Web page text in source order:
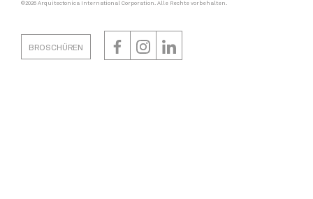
©2026 Arquitectonica International Corporation. Alle Rechte vorbehalten.
BROSCHÜREN